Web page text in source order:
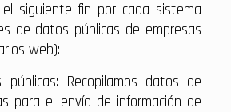
siguiente fin por cada sistema
de datos públicas de empresas
web):
Recopilamos datos de
para el envío de información de